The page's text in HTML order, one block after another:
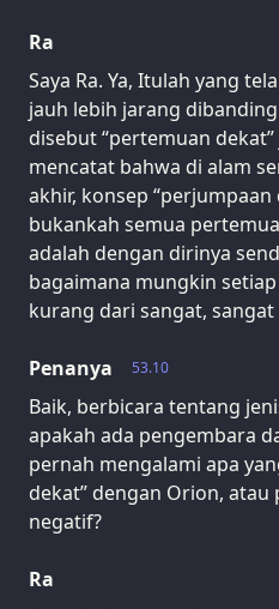
Ra
Saya Ra. Ya, Itulah yang
jauh lebih jarang
disebut “pertemuan
mencatat bahwa di alam
akhir, konsep
bukankah semua
adalah dengan dirinya
bagaimana mungkin
kurang dari sangat, sangat
53.10
Penanya
Baik, berbicara tentang
apakah ada pengembara
pernah mengalami apa
dekat” dengan Orion,
negatif?
Ra